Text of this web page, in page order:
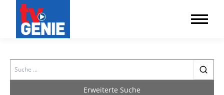
Search
Erweiterte Suche